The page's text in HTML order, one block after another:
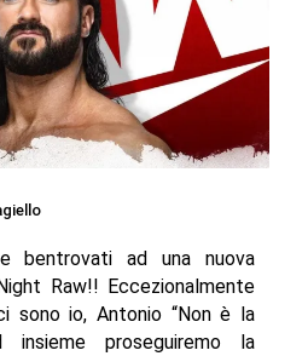
bentrovati ad una nuova
Raw!! Eccezionalmente
sono io, Antonio “Non è la
insieme proseguiremo la